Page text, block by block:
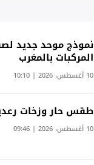
نموذج موحد جديد
المركبات بالمغرب
10 أغسطس، 2026 | 10:10
طقس حار وزخات
10 أغسطس، 2026 | 09:46